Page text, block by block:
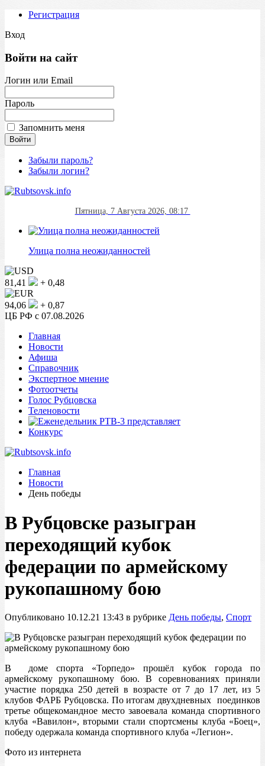
Регистрация
Вход
Войти на сайт
Логин или Email
Пароль
Запомнить меня
Забыли пароль?
Забыли логин?
Пятница, 7 Августа 2026, 08:17
Улица полна неожиданностей
81,41 + 0,48
94,06
+ 0,87
ЦБ РФ c 07.08.2026
Главная
Новости
Афиша
Справочник
Экспертное мнение
Фотоотчеты
Голос Рубцовска
Теленовости
Конкурс
Главная
Новости
День победы
В Рубцовске разыгран
переходящий кубок
федерации по армейскому
рукопашному бою
Опубликовано 10.12.21 13:43 в рубрике День победы, Спорт
В доме спорта «Торпедо» прошёл кубок города по
армейскому рукопашному бою. В соревнованиях приняли
участие порядка 250 детей в возрасте от 7 до 17 лет, из 5
клубов ФАРБ Рубцовска. По итогам двухдневных поединков
третье общекомандное место завоевала команда спортивного
клуба «Вавилон», вторыми стали спортсмены клуба «Боец»,
победу одержала команда спортивного клуба «Легион».
Фото из интернета